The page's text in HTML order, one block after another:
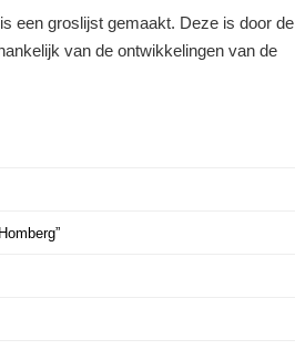
is een groslijst gemaakt. Deze is door de
van de ontwikkelingen van de